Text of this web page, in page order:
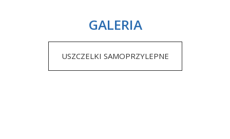
GALERIA
USZCZELKI SAMOPRZYLEPNE